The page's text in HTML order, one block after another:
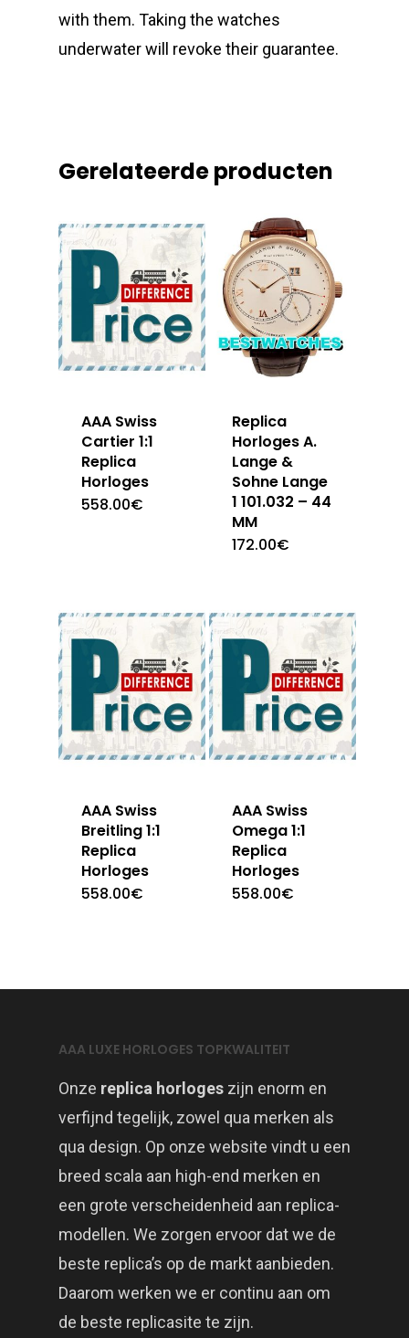
with them. Taking the watches
underwater will revoke their guarantee.
Gerelateerde producten
AAA Swiss
Cartier 1:1
Replica
Horloges
558.00€
Replica
Horloges A.
Lange &
Sohne Lange
1 101.032 – 44
MM
172.00€
AAA Swiss
Breitling 1:1
Replica
Horloges
558.00€
AAA Swiss
Omega 1:1
Replica
Horloges
558.00€
AAA LUXE HORLOGES TOPKWALITEIT
Onze replica horloges zijn enorm en
verfijnd tegelijk, zowel qua merken als
qua design. Op onze website vindt u een
breed scala aan high-end merken en
een grote verscheidenheid aan replica-
modellen. We zorgen ervoor dat we de
beste replica’s op de markt aanbieden.
Daarom werken we er continu aan om
de beste replicasite te zijn.